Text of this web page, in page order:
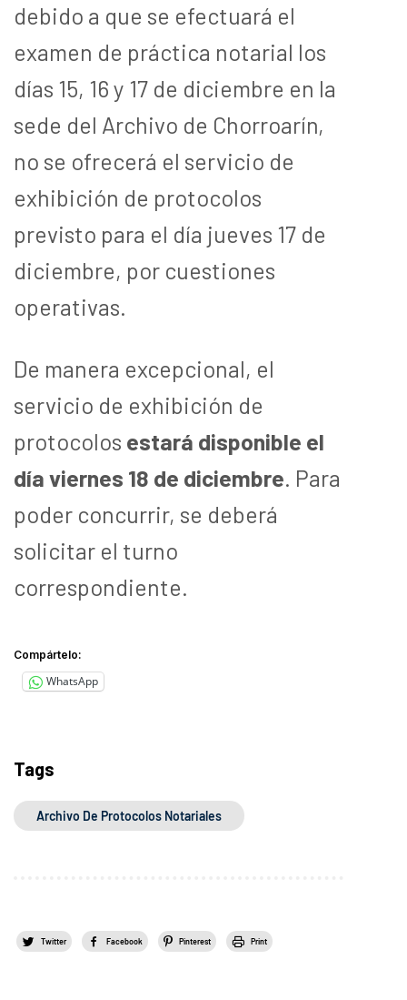
debido a que se efectuará el
examen de práctica notarial los
días 15, 16 y 17 de diciembre en la
sede del Archivo de Chorroarín,
no se ofrecerá el servicio de
exhibición de protocolos
previsto para el día jueves 17 de
diciembre, por cuestiones
operativas.
De manera excepcional, el
servicio de exhibición de
protocolos estará disponible el
día viernes 18 de diciembre. Para
poder concurrir, se deberá
solicitar el turno
correspondiente.
Compártelo:
WhatsApp
Tags
Archivo De Protocolos Notariales
Twitter Facebook Pinterest Print